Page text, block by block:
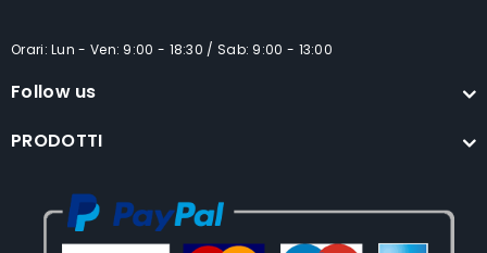
Orari: Lun - Ven: 9:00 - 18:30 / Sab: 9:00 - 13:00
Follow us
PRODOTTI